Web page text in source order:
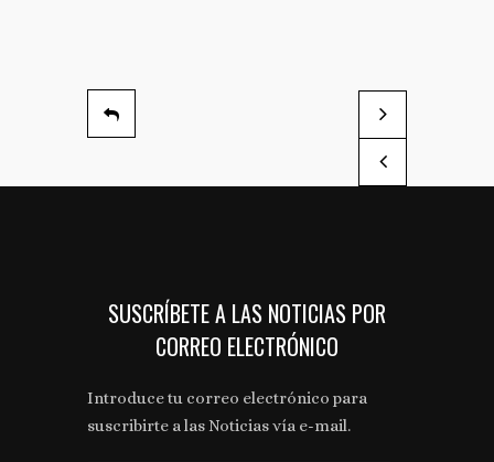
La D.O. Cariñena
by Cultura de vino
La Confederación
by Cultura de vino
SUSCRÍBETE A LAS NOTICIAS POR
CORREO ELECTRÓNICO
Introduce tu correo electrónico para
suscribirte a las Noticias vía e-mail.